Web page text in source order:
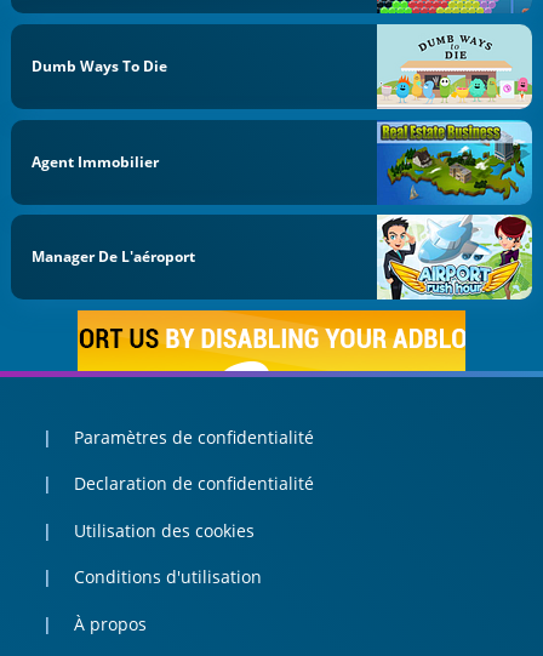
Dumb Ways To Die
Agent Immobilier
Manager De L'aéroport
Paramètres de confidentialité
Declaration de confidentialité
Utilisation des cookies
Conditions d'utilisation
À propos